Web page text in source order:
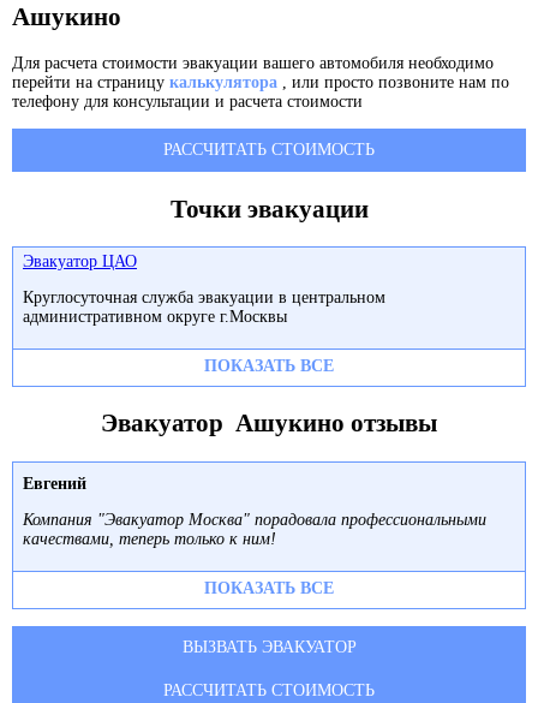
Ашукино
Для расчета стоимости эвакуации вашего автомобиля необходимо
перейти на страницу калькулятора , или просто позвоните нам по
телефону для консультации и расчета стоимости
РАССЧИТАТЬ СТОИМОСТЬ
Точки эвакуации
Эвакуатор ЦАО
Круглосуточная служба эвакуации в центральном
административном округе г.Москвы
ПОКАЗАТЬ ВСЕ
Эвакуатор Ашукино отзывы
Евгений
Компания "Эвакуатор Москва" порадовала профессиональными
качествами, теперь только к ним!
ПОКАЗАТЬ ВСЕ
ВЫЗВАТЬ ЭВАКУАТОР
РАССЧИТАТЬ СТОИМОСТЬ